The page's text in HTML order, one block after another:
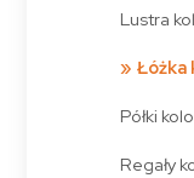
Lustra
Łóżka
Półki
Regały